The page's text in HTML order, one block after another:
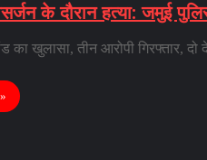
के दौरान हत्या: जमुई
का खुलासा, तीन आरोपी गिरफ्तार,